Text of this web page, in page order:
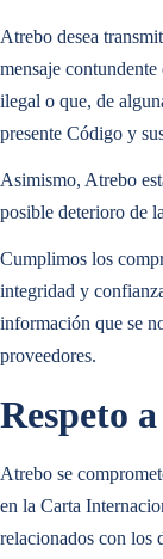
Operaciones de
Operaciones y
Acceso Inteligente
Towerco de End-to-
últimas noticias
Las Infraestructuras
Ebook Destacado
Operaciones y
Auditoría del
Towerco de End-to-
últimas noticias
Ebook Destacado
La era de la IA en
Atrebo desea
mensaje
ilegal o que, de
presente Código y
Asimismo, Atrebo
posible deterioro de
Cumplimos los
integridad y
información que se
proveedores.
Respeto
Atrebo se
en la Carta
relacionados con los